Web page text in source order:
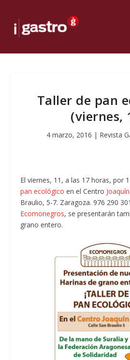
Taller de pan
(viernes,
4 marzo, 2016 | Revista
El viernes, 11, a las 17 horas, por
pan ecológico en el Centro
Braulio, 5-7. Zaragoza. 976 290
Ecomonegros, se presentarán
grano entero.